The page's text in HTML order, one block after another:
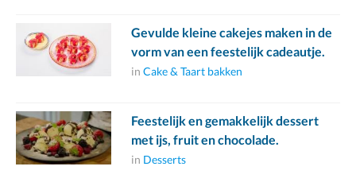
Gevulde kleine cakejes maken in de
vorm van een feestelijk cadeautje.
in Cake & Taart bakken
Feestelijk en gemakkelijk dessert
met ijs, fruit en chocolade.
in Desserts